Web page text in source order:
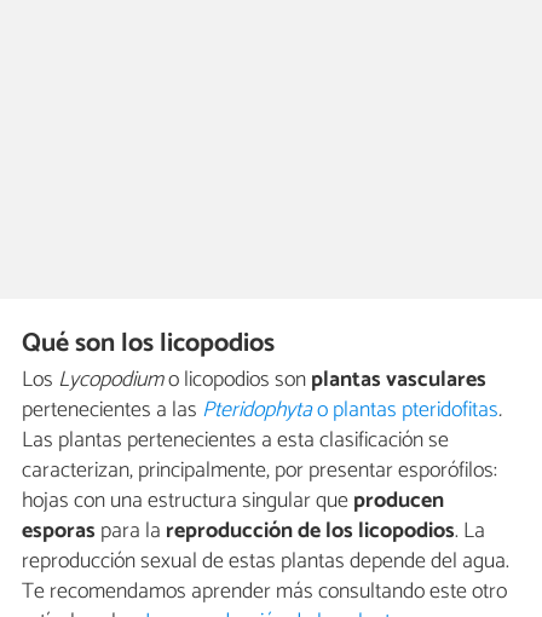
Qué son los licopodios
Los Lycopodiumo licopodios sonplantas vasculares
pertenecientes a las Pteridophytao plantas pteridofitas.
Las plantas pertenecientes a esta clasificación se
caracterizan, principalmente, por presentar esporófilos:
hojas con una estructura singular queproducen
esporas para la reproducción de los licopodios. La
reproducción sexual de estas plantas depende del agua.
Te recomendamos aprender más consultando este otro